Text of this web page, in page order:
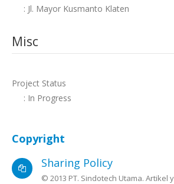
: Jl. Mayor Kusmanto Klaten
Misc
Project Status
: In Progress
Copyright
Sharing Policy
© 2013 PT. Sindotech Utama. Artikel